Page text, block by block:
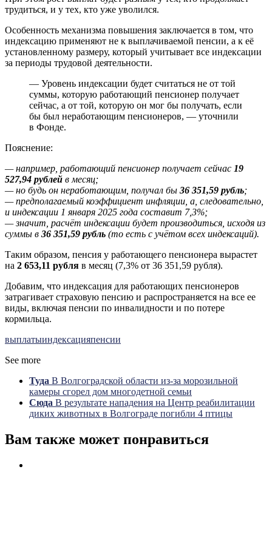
трудиться, и у тех, кто уже уволился.
Особенность механизма повышения заключается в том, что
индексацию применяют не к выплачиваемой пенсии, а к её
установленному размеру, который учитывает все индексации
за периоды трудовой деятельности.
— Уровень индексации будет считаться не от той
суммы, которую работающий пенсионер получает
сейчас, а от той, которую он мог бы получать, если
бы был неработающим пенсионеров, — уточнили
в Фонде.
Пояснение:
— например, работающий пенсионер получает сейчас 19
527,94 рублей в месяц;
— но будь он неработающим, получал бы 36 351,59 рубль;
— предполагаемый коэффициент инфляции, а, следовательно,
и индексации 1 января 2025 года составит 7,3%;
— значит, расчёт индексации будет производиться, исходя из
суммы в 36 351,59 рубль (то есть с учётом всех индексаций).
Таким образом, пенсия у работающего пенсионера вырастет
на 2 653,11 рубля в месяц (7,3% от 36 351,59 рубля).
Добавим, что индексация для работающих пенсионеров
затрагивает страховую пенсию и распространяется на все ее
виды, включая пенсии по инвалидности и по потере
кормильца.
выплатыиндексацияпенсии
See more
Туда В Волгоградской области из-за морозильной
камеры сгорел дом многодетной семьи
Сюда В результате нападения на Центр реабилитации
диких животных в Волгограде погибли 4 птицы
Вам также может понравиться